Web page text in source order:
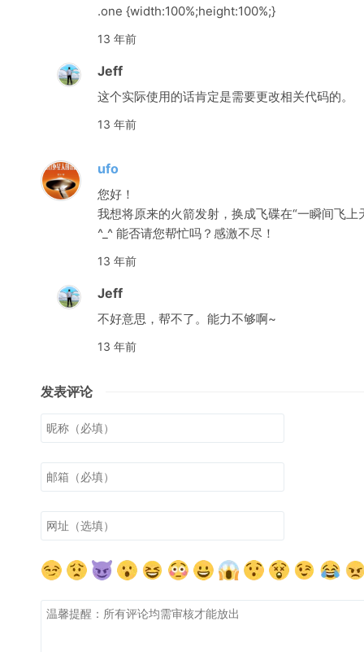
.one {width:100%;height:100%;}
13 年前
Jeff
这个实际使用的话肯定是需要更改相关代码的。
13 年前
ufo
您好！
我想将原来的火箭发射，换成飞碟在“一瞬间飞
^_^ 能否请您帮忙吗？感激不尽！
13 年前
Jeff
不好意思，帮不了。能力不够啊~
13 年前
发表评论